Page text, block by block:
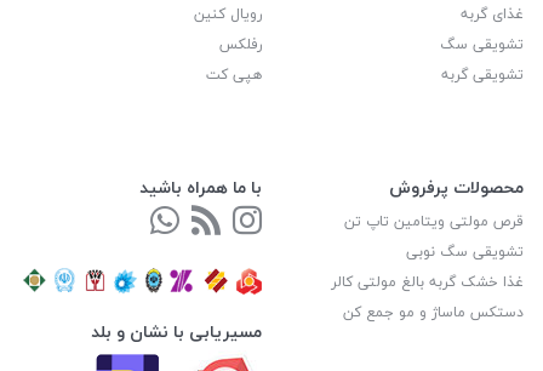
غذای گربه
تشویقی سگ
تشویقی گربه
رویال کنین
رفلکس
هپی کت
محصولات پرفروش
قرص مولتی ویتامین تاپ تن
تشویقی سگ نوبی
غذا خشک گربه بالغ مولتی کالر
دستکس ماساژ و مو جمع کن
با ما همراه باشید
مسیریابی با نشان و بلد